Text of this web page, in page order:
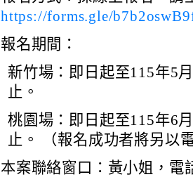
https://forms.gle/
報名期間：
新竹場：即日起至115年5
止。
桃園場：即日起至115年6
止。 （報名成功者將另以
本案聯絡窗口：黃小姐，電